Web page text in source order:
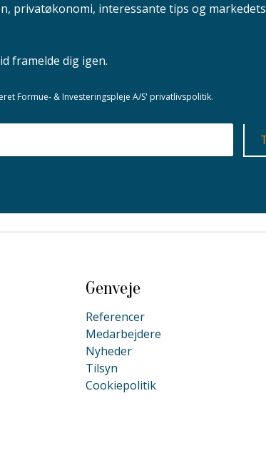
privatøkonomi, interessante tips og markedets
framelde dig igen.
Formue- & Investeringspleje A/S' privatlivspolitik.
Genveje
Referencer
Medarbejdere
Nyheder
Tilsyn
Cookiepolitik